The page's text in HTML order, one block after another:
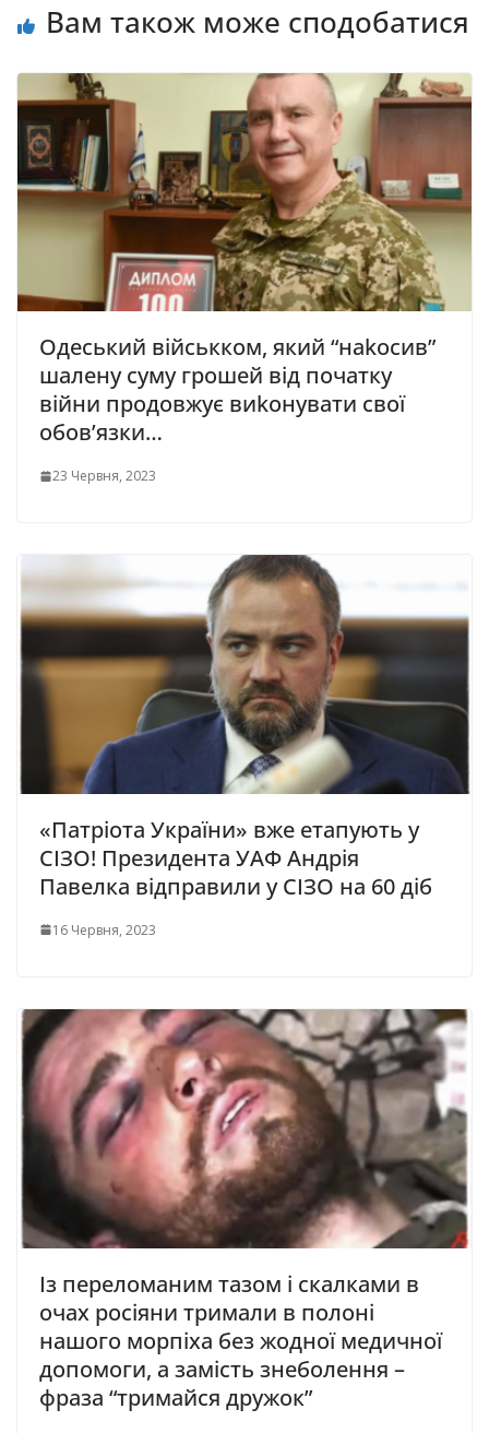
Вам також може сподобатися
Одеський військком, який “наkосив”
шалену суму грошей від початку
війни продовжує виkонувати свої
обов’язки…
23 Червня, 2023
«Патріота України» вже етапують у
СІЗО! Президента УАФ Андрія
Павелка відправили у СІЗО на 60 діб
16 Червня, 2023
Із переломаним тазом і скалками в
очах росіяни тримали в полоні
нашого морпіха без жодної медичної
допомоги, a зaмість знеболення –
фрaзa “тримaйся дружок”